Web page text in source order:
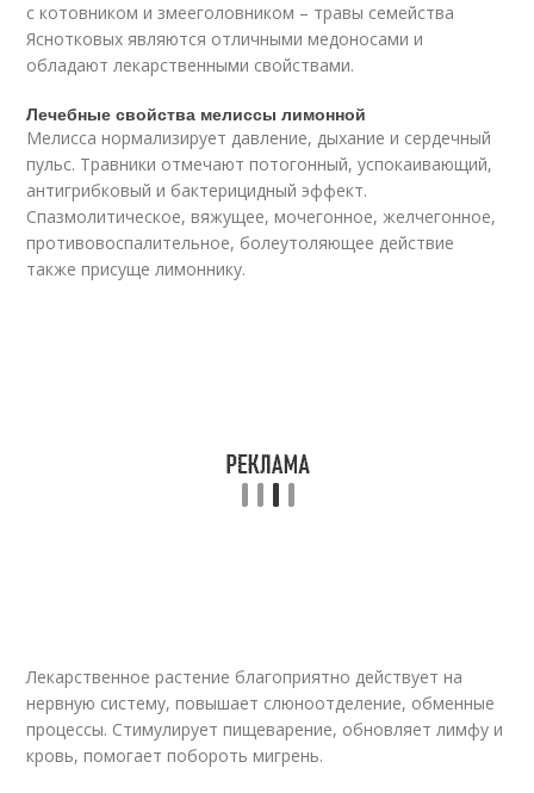
с котовником и змееголовником – травы семейства
Яснотковых являются отличными медоносами и
обладают лекарственными свойствами.
Лечебные свойства мелиссы лимонной
Мелисса нормализирует давление, дыхание и сердечный
пульс. Травники отмечают потогонный, успокаивающий,
антигрибковый и бактерицидный эффект.
Спазмолитическое, вяжущее, мочегонное, желчегонное,
противовоспалительное, болеутоляющее действие
также присуще лимоннику.
Лекарственное растение благоприятно действует на
нервную систему, повышает слюноотделение, обменные
процессы. Стимулирует пищеварение, обновляет лимфу и
кровь, помогает побороть мигрень.